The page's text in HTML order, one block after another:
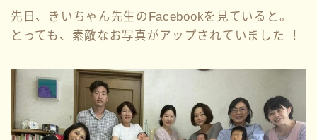
先日、きいちゃん先生のFacebookを見ていると。
とっても、素敵なお写真がアップされていました ！